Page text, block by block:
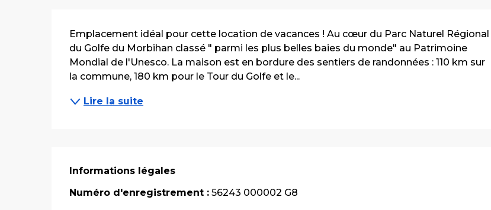
Description
Emplacement idéal pour cette location de vacances ! Au cœur du Parc Naturel Régional
du Golfe du Morbihan classé " parmi les plus belles baies du monde" au Patrimoine
Mondial de l'Unesco. La maison est en bordure des sentiers de randonnées : 110 km sur
la commune, 180 km pour le Tour du Golfe et le...
Lire la suite
Informations légales
Informations légales
Numéro d'enregistrement : 56243 000002 G8